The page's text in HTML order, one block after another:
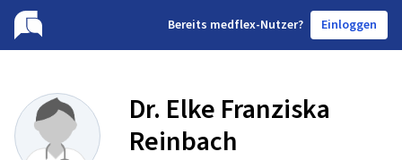
Bereits medflex-Nutzer? Einloggen
Dr. Elke Franziska
Reinbach